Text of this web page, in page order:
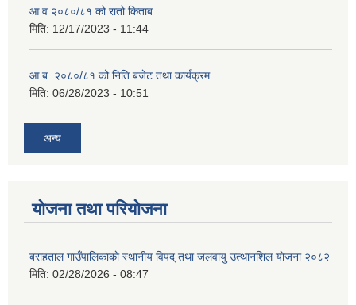
आ व २०८०/८१ को रातो किताब
मिति: 12/17/2023 - 11:44
आ.ब. २०८०/८१ को निति बजेट तथा कार्यक्रम
मिति: 06/28/2023 - 10:51
अन्य
योजना तथा परियोजना
बराहताल गाउँपालिकाकाे स्थानीय विपद् तथा जलवायु उत्थानशिल याेजना २०८२
मिति: 02/28/2026 - 08:47